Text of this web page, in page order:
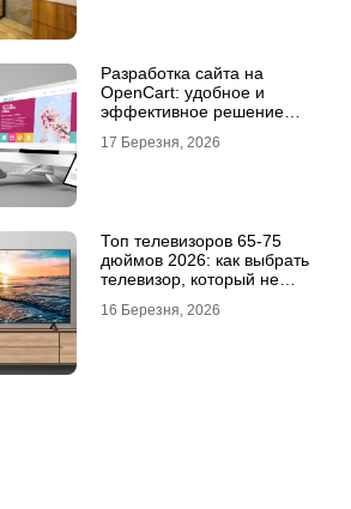
Разработка сайта на
OpenCart: удобное и
эффективное решение
17 Березня, 2026
Топ телевизоров 65-75
дюймов 2026: как выбрать
телевизор, который не
16 Березня, 2026